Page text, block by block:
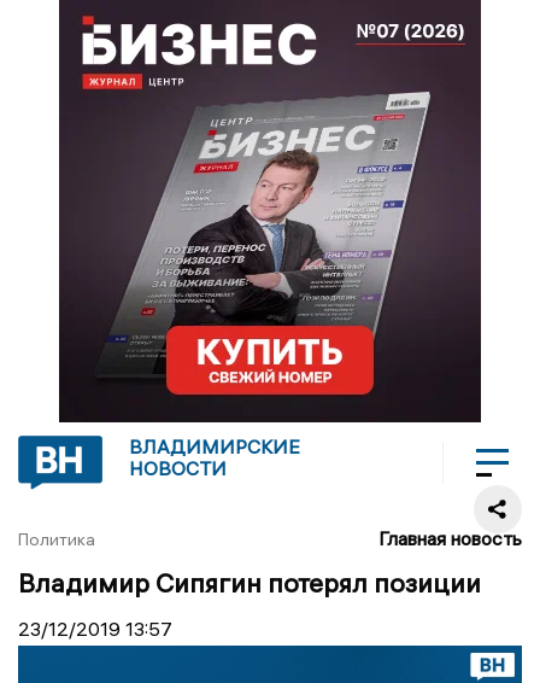
ВЛАДИМИРСКИЕ
НОВОСТИ
Политика Главная новость
Владимир Сипягин потерял позиции
23/12/2019 13:57